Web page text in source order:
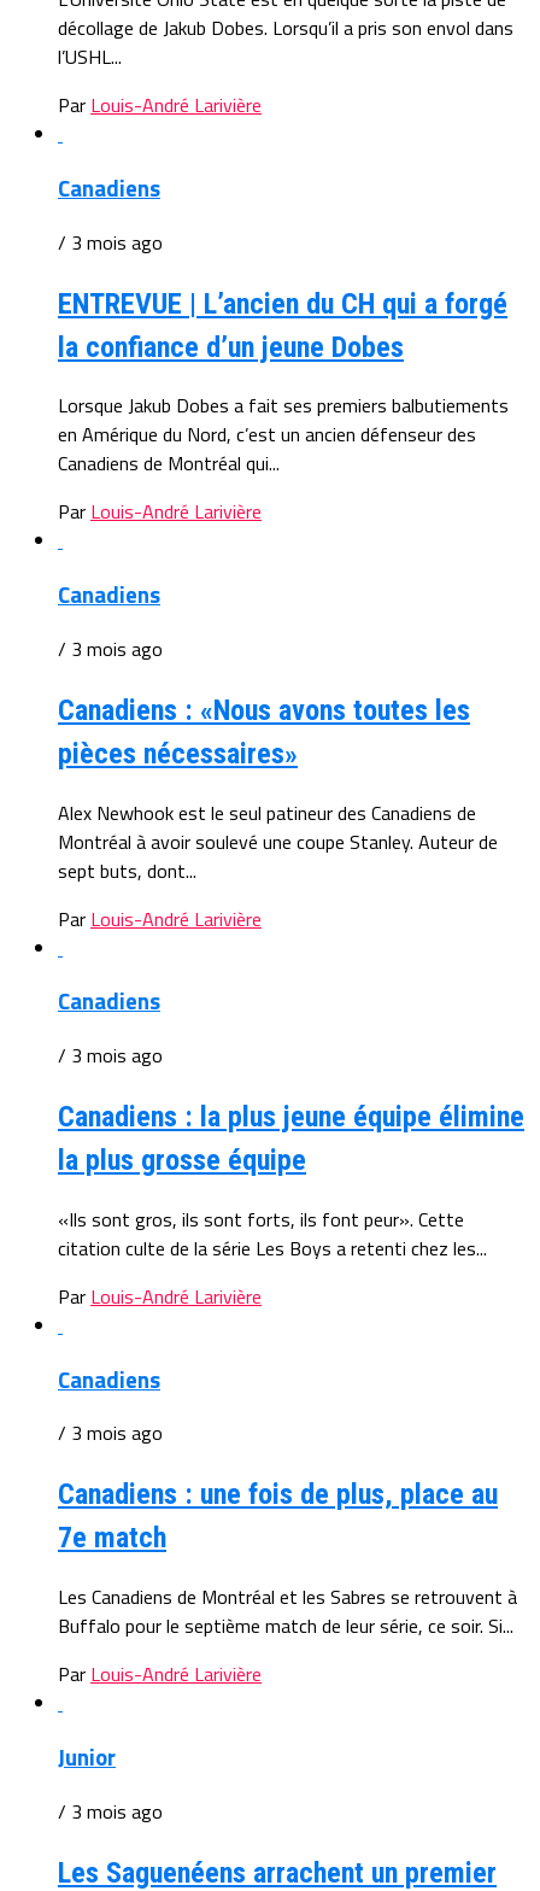
décollage de Jakub Dobes. Lorsqu’il a pris son envol dans
l’USHL...
Par Louis-André Larivière
Canadiens
/ 3 mois ago
ENTREVUE | L’ancien du CH qui a forgé
la confiance d’un jeune Dobes
Lorsque Jakub Dobes a fait ses premiers balbutiements
en Amérique du Nord, c’est un ancien défenseur des
Canadiens de Montréal qui...
Par Louis-André Larivière
Canadiens
/ 3 mois ago
Canadiens : «Nous avons toutes les
pièces nécessaires»
Alex Newhook est le seul patineur des Canadiens de
Montréal à avoir soulevé une coupe Stanley. Auteur de
sept buts, dont...
Par Louis-André Larivière
Canadiens
/ 3 mois ago
Canadiens : la plus jeune équipe élimine
la plus grosse équipe
«Ils sont gros, ils sont forts, ils font peur». Cette
citation culte de la série Les Boys a retenti chez les...
Par Louis-André Larivière
Canadiens
/ 3 mois ago
Canadiens : une fois de plus, place au
7e match
Les Canadiens de Montréal et les Sabres se retrouvent à
Buffalo pour le septième match de leur série, ce soir. Si...
Par Louis-André Larivière
Junior
/ 3 mois ago
Les Saguenéens arrachent un premier